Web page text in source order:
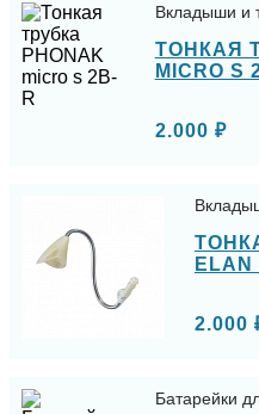
Вкладыши и
ТОНКАЯ
MICRO S
2.000 ₽
ELAN
2.000
Батарейки